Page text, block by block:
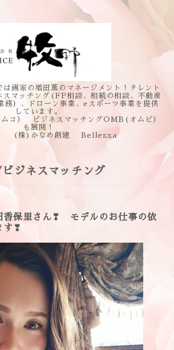
画家の増田薫のマネージメント！タレント
スマッチング(FP相談、相続の相談、不動産
務）、ドローン事業、eスポーツ事業を提供
しています。
コ） ビジネスマッチングOMB(オムビ）
も展開！
社 (株)かなめ創建 Bellezza
ジネスマッチング
香保里さん❣ モデルのお仕事の依
す❣